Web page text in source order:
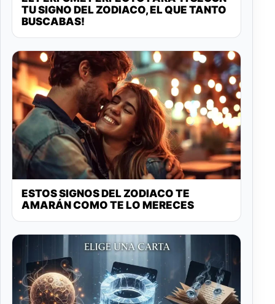
TU SIGNO DEL ZODIACO, EL QUE TANTO
BUSCABAS!
ESTOS SIGNOS DEL ZODIACO TE
AMARÁN COMO TE LO MERECES